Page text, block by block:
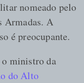
nomeado pelo
Armadas. A
é preocupante.
o ministro da
do Alto